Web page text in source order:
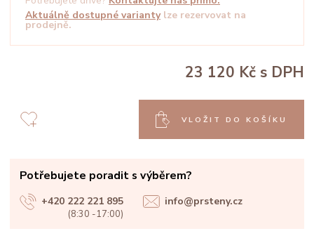
Aktuálně dostupné varianty lze rezervovat na
prodejně.
23 120 Kč s DPH
VLOŽIT DO KOŠÍKU
Potřebujete poradit s výběrem?
+420 222 221 895
(8:30 -17:00)
info@prsteny.cz